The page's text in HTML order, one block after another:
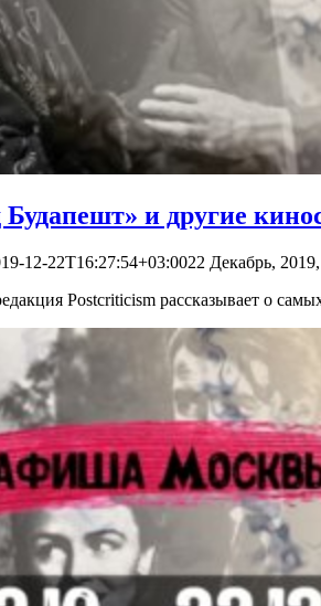
и другие
12-22T16:27:54+03:0022 Декабрь,
Postcriticism рассказывает о